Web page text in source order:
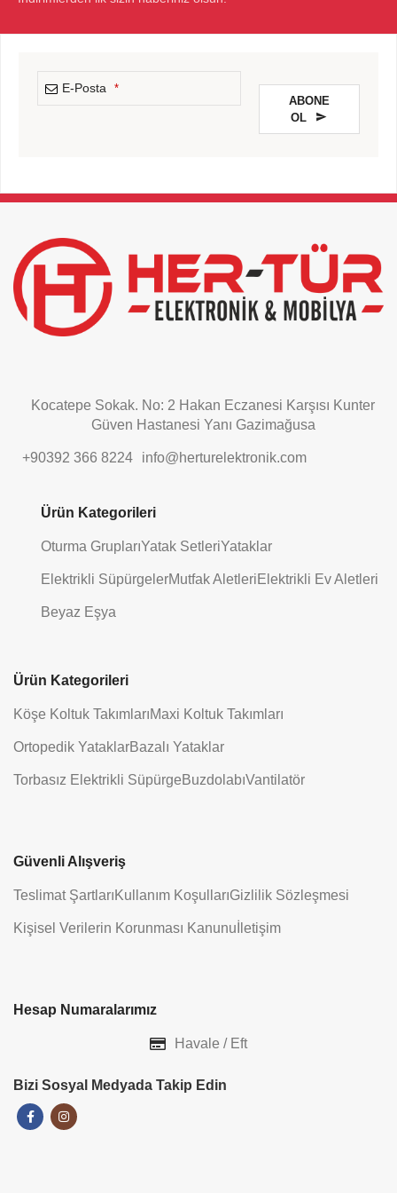
E-Posta *
ABONE
OL
field
left
blank
Kocatepe Sokak. No: 2 Hakan Eczanesi Karşısı Kunter
Güven Hastanesi Yanı Gazimağusa
+90392 366 8224 info@herturelektronik.com
Ürün Kategorileri
Oturma GruplarıYatak SetleriYataklar
Elektrikli SüpürgelerMutfak AletleriElektrikli Ev Aletleri
Beyaz Eşya
Ürün Kategorileri
Köşe Koltuk TakımlarıMaxi Koltuk Takımları
Ortopedik YataklarBazalı Yataklar
Torbasız Elektrikli SüpürgeBuzdolabıVantilatör
Güvenli Alışveriş
Teslimat ŞartlarıKullanım KoşullarıGizlilik Sözleşmesi
Kişisel Verilerin Korunması Kanunu İletişim
Hesap Numaralarımız
Havale / Eft
Bizi Sosyal Medyada Takip Edin